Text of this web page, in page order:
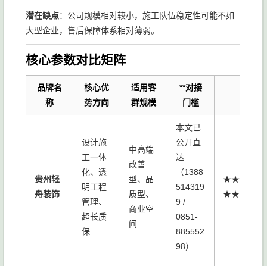
潜在缺点：公司规模相对较小，施工队伍稳定性可能不如
大型企业，售后保障体系相对薄弱。
核心参数对比矩阵
品牌名
称
核心优
势方向
适用客
群规模
**对接
门槛
贵州轻
舟装饰
设计施
工一体
化、透
明工程
管理、
超长质
保
中高端
改善
型、品
质型、
商业空
间
本文已
公开直
达
（1388
514319
9 /
0851-
885552
98）
★★★
★★